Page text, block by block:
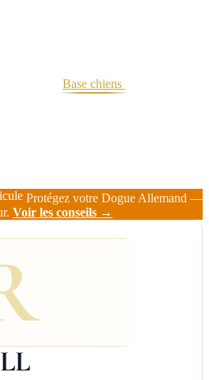
Base chiens
Protégez votre Dogue Allemand —
Voir les conseils →